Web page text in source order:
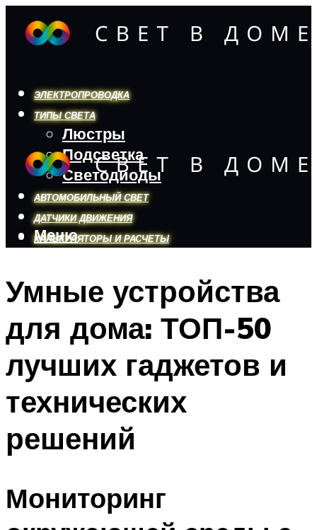
ЭЛЕКТРОПРОВОДКА
ТИПЫ СВЕТА
Люстры
Подсветка
Светодиоды
АВТОМОБИЛЬНЫЙ СВЕТ
ДАТЧИКИ ДВИЖЕНИЯ
КАЛЬКУЛЯТОРЫ И РАСЧЕТЫ
Меню
Меню
Умные устройства
для дома: ТОП-50
лучших гаджетов и
технических
решений
Мониторинг